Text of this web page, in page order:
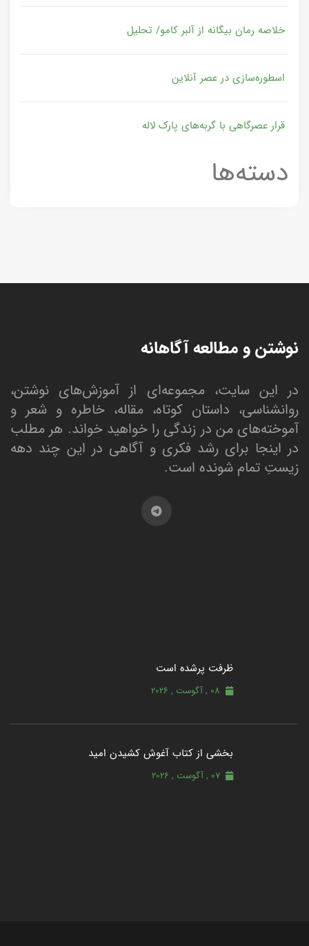
خلاصه رمان بیگانه از آلبر کامو/ تحلیل
اسطوره‌سازی در عصر آنلاین
قرار عصرگاهی با گربه‌های پارک لاله
دسته‌ها
نوشتن و مطالعه آگاهانه
در این سایت، مجموعه‌ای از آموزش‌های نوشتن،
روانشناسی، داستان کوتاه، مقاله، خاطره و شعر و
آموخته‌های من در زندگی را خواهید خواند. هر مطلب
در اینجا برای رشد فکری و آگاهی در این چند دهه
زیستِ تمام شونده است.
ظرفت پرشده‌ است
08 , آگوست , 2026
بخشی از کتاب آغوش کشیدن امید
07 , آگوست , 2026